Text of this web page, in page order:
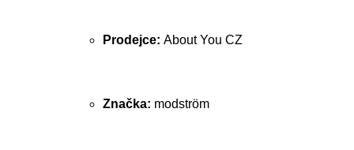
Prodejce: About You CZ
Značka: modström